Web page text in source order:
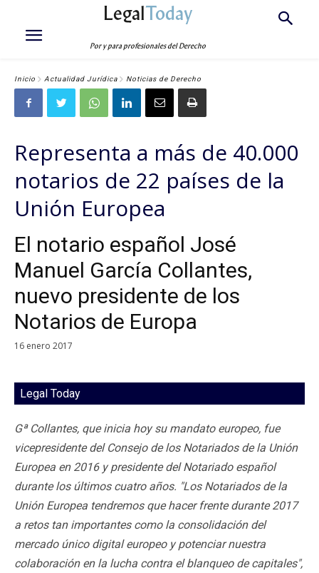
LegalToday
Por y para profesionales del Derecho
Inicio Actualidad Jurídica Noticias de Derecho
Representa a más de 40.000
notarios de 22 países de la
Unión Europea
El notario español José
Manuel García Collantes,
nuevo presidente de los
Notarios de Europa
16 enero 2017
Legal Today
Gª Collantes, que inicia hoy su mandato europeo, fue
vicepresidente del Consejo de los Notariados de la Unión
Europea en 2016 y presidente del Notariado español
durante los últimos cuatro años. "Los Notariados de la
Unión Europea tendremos que hacer frente durante 2017
a retos tan importantes como la consolidación del
mercado único digital europeo y potenciar nuestra
colaboración en la lucha contra el blanqueo de capitales",